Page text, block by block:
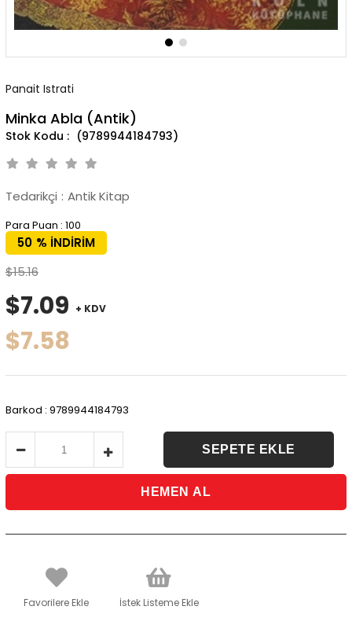
Panait Istrati
Minka Abla (Antik)
(9789944184793)
Tedarikçi : Antik Kitap
Para Puan : 100
%
50
İNDIRIM
$15.16
$7.09 + KDV
$7.58
Barkod : 9789944184793
Favorilere Ekle İstek Listeme Ekle